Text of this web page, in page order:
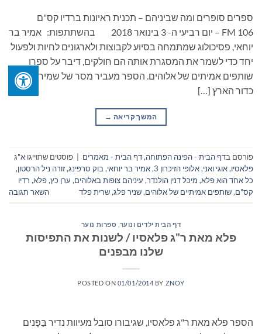
ספרים סופרים ומה שביניהם – תכנית ראיונות ברדיו קס"ם
106 FM – יום רביעי ה- 3 בינואר 2018 בהשתתפות: אמיר בר
יוחאי, פסיכולוג שמתמחה בסיוע לקבוצות ולארגונים לחיות ולפעול
יחד כדי לשמר את המסגרת אותה הם חולקים, דיבר על ספרו
שותפים אמיתים של אלוהים. הספר מעביר מסר של שמירה על
כדור הארץ […]
המשך קריאה →
פורסם בדף הבית - הפינה הפתוחה,דף הבית - מאמרים פוסטים שתוייגו א"ג
פלאסיו,אוגי ואני,אלופי הזיכרון 3 ,אמיר בר יוחאי, בוק סרפינג,זורה ניל הרסטון,
כל אחד הוא פלא, מיכל דנין הולנדר, עיניהם צופות באלוהים, ערן כץ,פלא, רדיו
קס"ם,שותפים אמיתיים של אלוהים,שניר פלג,שרית פלד השאר תגובה
דף הבית ילדים ונוער ספרות נוער
פלא מאת ר"ג פלאסיו / לשנות את התפיסות
שלנו מבפנים
POSTED ON 01/01/2014 BY ZNOY
הספר פלא מאת ר"ג פלאסיו, שגיבורו סובל מעיוות נדיר בַּפָּנים